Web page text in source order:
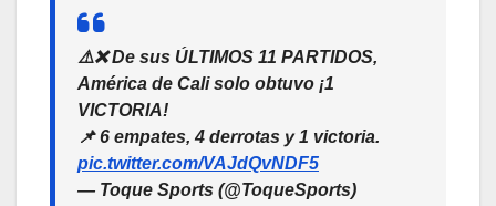
⚠️❌ De sus ÚLTIMOS 11 PARTIDOS,
América de Cali solo obtuvo ¡1
VICTORIA!
📌 6 empates, 4 derrotas y 1 victoria.
pic.twitter.com/VAJdQvNDF5
— Toque Sports (@ToqueSports)